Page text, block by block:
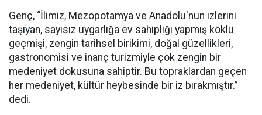
Genç, “İlimiz, Mezopotamya ve Anadolu'nun izlerini
taşıyan, sayısız uygarlığa ev sahipliği yapmış köklü
geçmişi, zengin tarihsel birikimi, doğal güzellikleri,
gastronomisi ve inanç turizmiyle çok zengin bir
medeniyet dokusuna sahiptir. Bu topraklardan geçen
her medeniyet, kültür heybesinde bir iz bırakmıştır.”
dedi.